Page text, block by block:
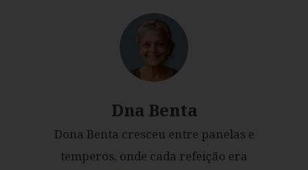
Dna Benta
Dona Benta cresceu entre panelas e
temperos, onde cada refeição era